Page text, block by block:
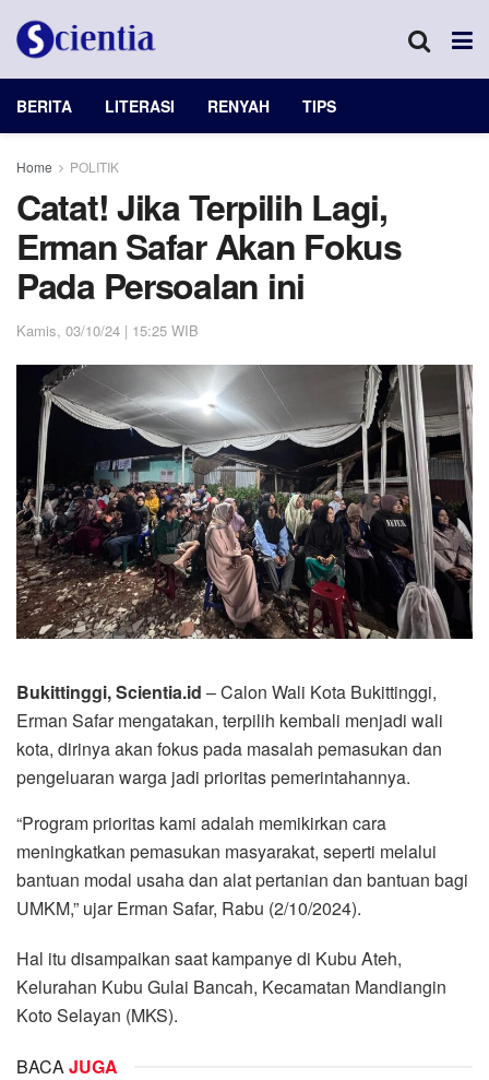
BERITA LITERASI RENYAH TIPS
Home POLITIK
Catat! Jika Terpilih Lagi,
Erman Safar Akan Fokus
Pada Persoalan ini
Kamis, 03/10/24 | 15:25 WIB
Bukittinggi, Scientia.id – Calon Wali Kota Bukittinggi,
Erman Safar mengatakan, terpilih kembali menjadi wali
kota, dirinya akan fokus pada masalah pemasukan dan
pengeluaran warga jadi prioritas pemerintahannya.
“Program prioritas kami adalah memikirkan cara
meningkatkan pemasukan masyarakat, seperti melalui
bantuan modal usaha dan alat pertanian dan bantuan bagi
UMKM,” ujar Erman Safar, Rabu (2/10/2024).
Hal itu disampaikan saat kampanye di Kubu Ateh,
Kelurahan Kubu Gulai Bancah, Kecamatan Mandiangin
Koto Selayan (MKS).
BACA JUGA